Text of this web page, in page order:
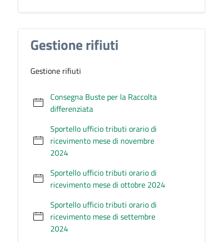
Gestione rifiuti
Gestione rifiuti
Consegna Buste per la Raccolta
differenziata
Sportello ufficio tributi orario di
ricevimento mese di novembre
2024
Sportello ufficio tributi orario di
ricevimento mese di ottobre 2024
Sportello ufficio tributi orario di
ricevimento mese di settembre
2024